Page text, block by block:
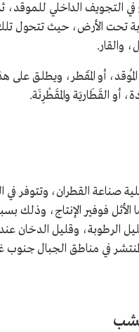
في التجويف الداخلي
تحت الأرض، حيث تتحول
والقار.
أو المَقطر، ويطلق على
أو القَطَاريَة والمقَطْرِنَة.
صناعة القطران، وتتوفر في
الأثل فوفير الإنتاج، وذلك
الرطوبة، وقليل الدخان
في مناطق الجبال